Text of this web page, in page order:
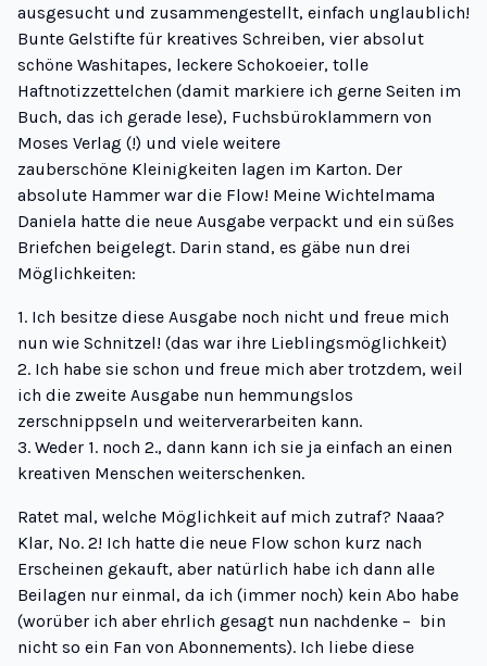
ausgesucht und zusammengestellt, einfach unglaublich!
Bunte Gelstifte für kreatives Schreiben, vier absolut
schöne Washitapes, leckere Schokoeier, tolle
Haftnotizzettelchen (damit markiere ich gerne Seiten im
Buch, das ich gerade lese), Fuchsbüroklammern von
Moses Verlag (!) und viele weitere
zauberschöne Kleinigkeiten lagen im Karton. Der
absolute Hammer war die Flow! Meine Wichtelmama
Daniela hatte die neue Ausgabe verpackt und ein süßes
Briefchen beigelegt. Darin stand, es gäbe nun drei
Möglichkeiten:
1. Ich besitze diese Ausgabe noch nicht und freue mich
nun wie Schnitzel! (das war ihre Lieblingsmöglichkeit)
2. Ich habe sie schon und freue mich aber trotzdem, weil
ich die zweite Ausgabe nun hemmungslos
zerschnippseln und weiterverarbeiten kann.
3. Weder 1. noch 2., dann kann ich sie ja einfach an einen
kreativen Menschen weiterschenken.
Ratet mal, welche Möglichkeit auf mich zutraf? Naaa?
Klar, No. 2! Ich hatte die neue Flow schon kurz nach
Erscheinen gekauft, aber natürlich habe ich dann alle
Beilagen nur einmal, da ich (immer noch) kein Abo habe
(worüber ich aber ehrlich gesagt nun nachdenke – bin
nicht so ein Fan von Abonnements). Ich liebe diese